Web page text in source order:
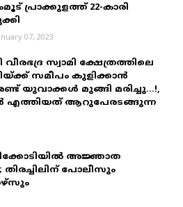
പ്രാക്കുളത്ത് 22-കാരി
07, 2023
സ്വാമി ക്ഷേത്രത്തിലെ
സമീപം കുളിക്കാൻ
യുവാക്കൾ മുങ്ങി മരിച്ചു...!,
എത്തിയത് ആറുപേരടങ്ങുന്ന
അജ്ഞാത
പോലീസും